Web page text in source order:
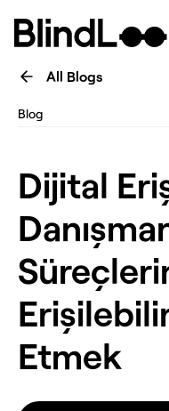
All Blogs
Blog
Dijital
Etmek